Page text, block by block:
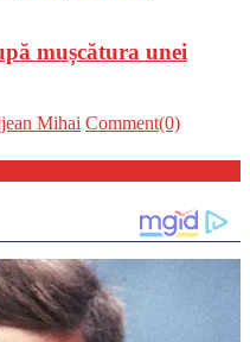
mușcătura unei
Mihai Comment(0)